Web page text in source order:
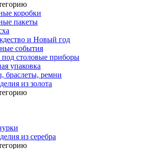
коробки
пакеты
и Новый год
события
столовые приборы
упаковка
браслеты, ремни
из золота
из серебра